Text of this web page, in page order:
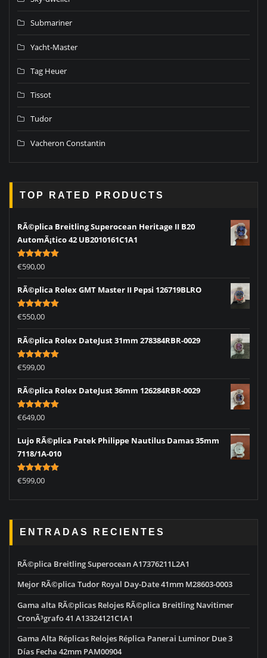
Submariner
Yacht-Master
Tag Heuer
Tissot
Tudor
Vacheron Constantin
TOP RATED PRODUCTS
RÃ©plica Breitling Superocean Heritage II B20
AutomÃ¡tico 42 UB2010161C1A1
Rated5.00
out of 5
€590,00
RÃ©plica Rolex GMT Master II Pepsi 126719BLRO
Rated5.00
out of 5
€550,00
RÃ©plica Rolex DateJust 31mm 278384RBR-0029
Rated5.00
out of 5
€599,00
RÃ©plica Rolex DateJust 36mm 126284RBR-0029
Rated5.00
out of 5
€649,00
Lujo RÃ©plica Patek Philippe Nautilus Damas 35mm
7118/1A-010
Rated5.00
out of 5
€599,00
ENTRADAS RECIENTES
RÃ©plica Breitling Superocean A17376211L2A1
Mejor RÃ©plica Tudor Royal Day-Date 41mm M28603-0003
Gama alta RÃ©plicas Relojes RÃ©plica Breitling Navitimer
CronÃ³grafo 41 A13324121C1A1
Gama Alta Réplicas Relojes Réplica Panerai Luminor Due 3
Días Fecha 42mm PAM00904